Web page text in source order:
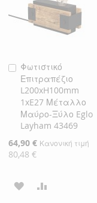
Φωτιστικό
Επιτραπέζιο
L200xH100mm
1xE27 Μέταλλο
Μαύρο-Ξύλο Eglo
Layham 43469
Ειδική
Τιμή
64,90 € Κανονική τιμή
80,48 €
Προσθήκη
στο
Καλάθι
ΠΡΟΣΘΉΚΗ